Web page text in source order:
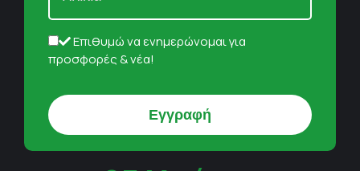
Επιθυμώ να ενημερώνομαι για
προσφορές & νέα!